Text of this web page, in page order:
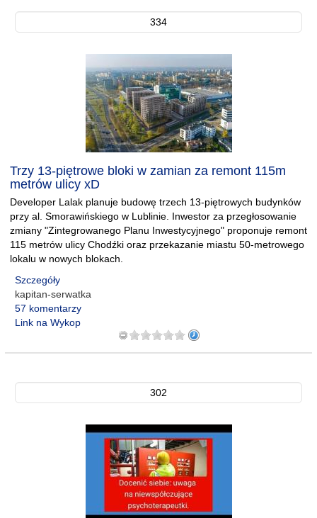
334
Trzy 13-piętrowe bloki w zamian za remont 115m
metrów ulicy xD
Developer Lalak planuje budowę trzech 13-piętrowych budynków
przy al. Smorawińskiego w Lublinie. Inwestor za przegłosowanie
zmiany "Zintegrowanego Planu Inwestycyjnego" proponuje remont
115 metrów ulicy Chodźki oraz przekazanie miastu 50-metrowego
lokalu w nowych blokach.
Szczegóły
kapitan-serwatka
57 komentarzy
Link na Wykop
302